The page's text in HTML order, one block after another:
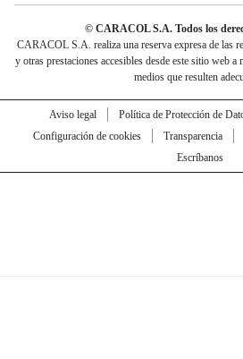
© CARACOL S.A. Todos los
CARACOL S.A. realiza una reserva expresa de las
y otras prestaciones accesibles desde este sitio web a
medios que resulten
Aviso legal Política de Protección de
Configuración de cookies
Transparencia
Escríbanos